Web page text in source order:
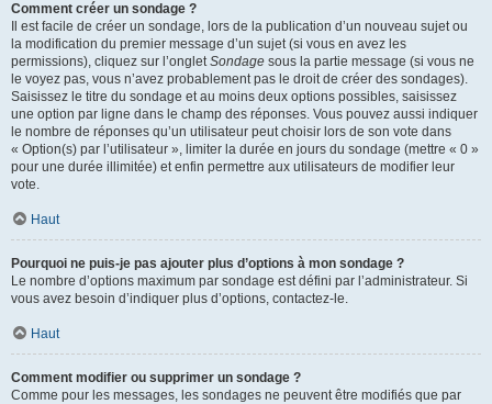
Comment créer un sondage ?
Il est facile de créer un sondage, lors de la publication d’un nouveau sujet ou
la modification du premier message d’un sujet (si vous en avez les
permissions), cliquez sur l’ongletSondage sous la partie message (si vous ne
le voyez pas, vous n’avez probablement pas le droit de créer des sondages).
Saisissez le titre du sondage et au moins deux options possibles, saisissez
une option par ligne dans le champ des réponses. Vous pouvez aussi indiquer
le nombre de réponses qu’un utilisateur peut choisir lors de son vote dans
« Option(s) par l’utilisateur », limiter la durée en jours du sondage (mettre « 0 »
pour une durée illimitée) et enfin permettre aux utilisateurs de modifier leur
vote.
Haut
Pourquoi ne puis-je pas ajouter plus d’options à mon sondage ?
Le nombre d’options maximum par sondage est défini par l’administrateur. Si
vous avez besoin d’indiquer plus d’options, contactez-le.
Haut
Comment modifier ou supprimer un sondage ?
Comme pour les messages, les sondages ne peuvent être modifiés que par